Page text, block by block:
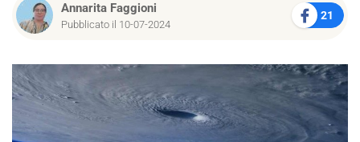
Annarita Faggioni
Pubblicato il 10-07-2024
21